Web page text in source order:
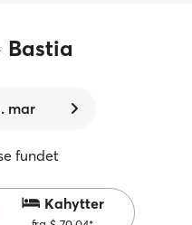
Bastia
mar
fundet
Kahytter